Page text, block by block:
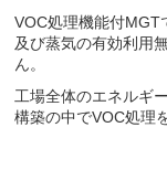
VOC処理機能付MGT
及び蒸気の有効利用
ん。
工場全体のエネルギ
構築の中でVOC処理